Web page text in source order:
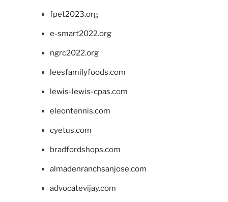
fpet2023.org
e-smart2022.org
ngrc2022.org
leesfamilyfoods.com
lewis-lewis-cpas.com
eleontennis.com
cyetus.com
bradfordshops.com
almadenranchsanjose.com
advocatevijay.com